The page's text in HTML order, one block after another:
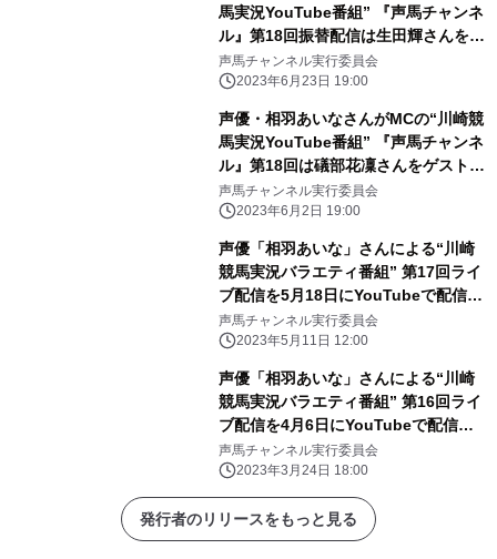
馬実況YouTube番組” 『声馬チャンネ
ル』第18回振替配信は生田輝さんをゲ
ストに迎え、 7月6日にライブ配信！
声馬チャンネル実行委員会
2023年6月23日 19:00
声優・相羽あいなさんがMCの“川崎競
馬実況YouTube番組” 『声馬チャンネ
ル』第18回は礒部花凜さんをゲストに
迎え、 6月15日にライブ配信！
声馬チャンネル実行委員会
2023年6月2日 19:00
声優「相羽あいな」さんによる“川崎
競馬実況バラエティ番組” 第17回ライ
ブ配信を5月18日にYouTubeで配信！
『声馬チャンネル(セイバーチャンネ
ル)＠川崎競馬場』
声馬チャンネル実行委員会
2023年5月11日 12:00
声優「相羽あいな」さんによる“川崎
競馬実況バラエティ番組” 第16回ライ
ブ配信を4月6日にYouTubeで配信！
『声馬チャンネル(セイバーチャンネ
ル)＠川崎競馬場』
声馬チャンネル実行委員会
2023年3月24日 18:00
発行者のリリースをもっと見る